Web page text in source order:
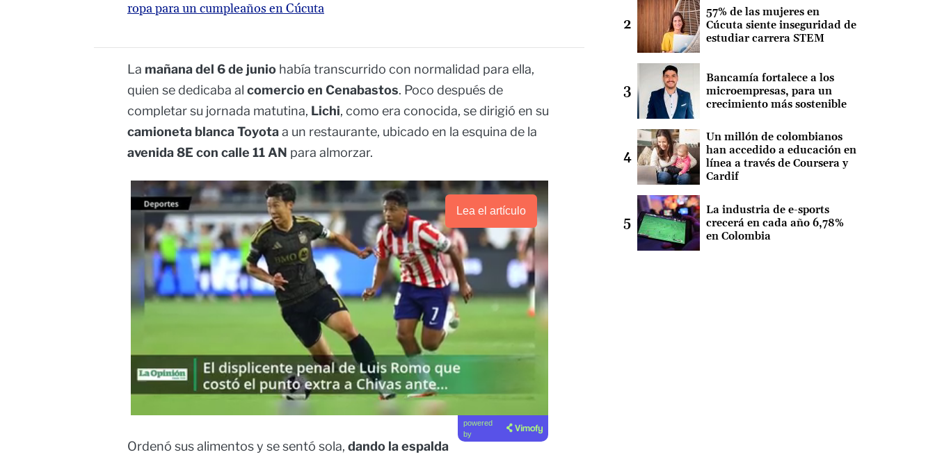
ropa para un cumpleaños en Cúcuta
La mañana del 6 de junio había transcurrido con normalidad para ella,
quien se dedicaba al comercio en Cenabastos. Poco después de
completar su jornada matutina, Lichi, como era conocida, se dirigió en su
camioneta blanca Toyotaa un restaurante, ubicado en la esquina de la
avenida 8E con calle 11 AN para almorzar.
Lea el artículo
powered
by
Ordenó sus alimentos y se sentó sola, dando la espalda
57% de las mujeres en
Cúcuta siente inseguridad de
estudiar carrera STEM
Bancamía fortalece a los
microempresas, para un
crecimiento más sostenible
Un millón de colombianos
han accedido a educación en
línea a través de Coursera y
Cardif
La industria de e-sports
crecerá en cada año 6,78%
en Colombia